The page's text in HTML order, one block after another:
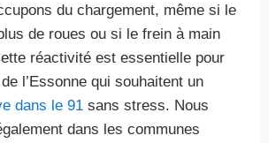
du chargement, même si le
de roues ou si le frein à main
réactivité est essentielle pour
l’Essonne qui souhaitent un
dans le 91 sans stress. Nous
dans les communes